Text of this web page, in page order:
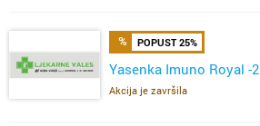
POPUST 25%
Yasenka Imuno Royal -
Akcija je završila